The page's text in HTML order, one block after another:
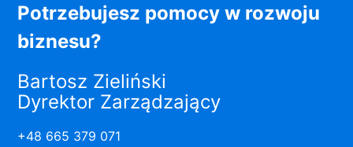
Potrzebujesz pomocy w rozwoju
biznesu?
Bartosz Zieliński
Dyrektor Zarządzający
+48 665 379 071